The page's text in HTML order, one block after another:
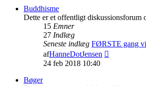
Buddhisme
Dette er et offentligt diskussionsforum
15 Emner
27 Indlæg
Seneste indlæg FØRSTE gang
afHanneDotJensen
24 feb 2018 10:40
Bøger